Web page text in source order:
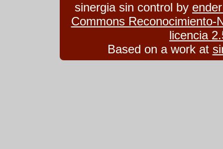
sinergia sin control by
Commons Reconocimiento-
licencia
Based on a work at